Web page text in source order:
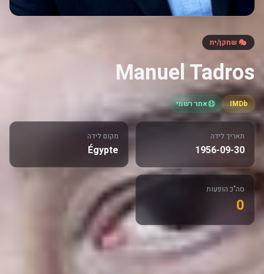
🎭 שחקן/ית
Manuel Tadros
IMDb אתר רשמי
תאריך לידה
1956-09-30
מקום לידה
Égypte
סה"כ הופעות
0